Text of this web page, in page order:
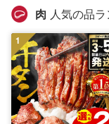
肉 人気の品
1